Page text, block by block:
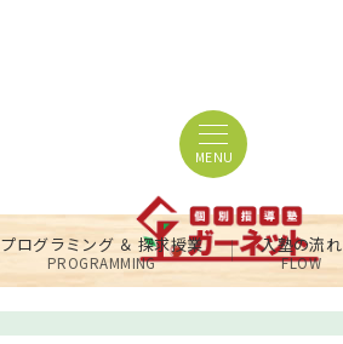
MENU
プログラミング ＆ 探求授業
PROGRAMMING
入塾の流れ
FLOW